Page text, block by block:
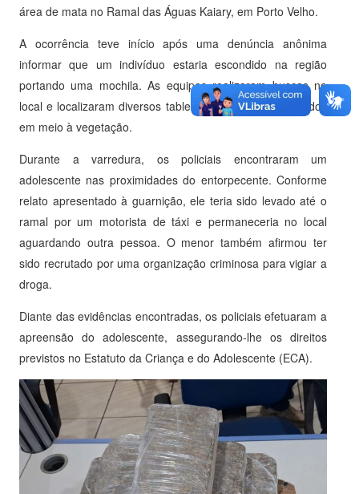
área de mata no Ramal das Águas Kaiary, em Porto Velho.
A ocorrência teve início após uma denúncia anônima
informar que um indivíduo estaria escondido na região
portando uma mochila. As equipes realizaram buscas no
local e localizaram diversos tabletes de maconha ocultados
em meio à vegetação.
Durante a varredura, os policiais encontraram um
adolescente nas proximidades do entorpecente. Conforme
relato apresentado à guarnição, ele teria sido levado até o
ramal por um motorista de táxi e permaneceria no local
aguardando outra pessoa. O menor também afirmou ter
sido recrutado por uma organização criminosa para vigiar a
droga.
Diante das evidências encontradas, os policiais efetuaram a
apreensão do adolescente, assegurando-lhe os direitos
previstos no Estatuto da Criança e do Adolescente (ECA).